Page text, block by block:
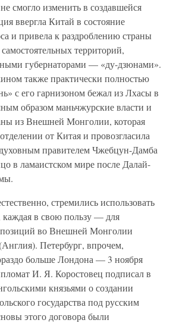
смогло изменить в создавшейся
ввергла Китай в состояние
и привела к раздроблению страны
территорий,
губернаторами — «ду-дзюнами».
также практически полностью
с его гарнизоном бежал из Лхасы в
образом маньчжурские власти и
из Внешней Монголии, которая
от Китая и провозгласила
правителем Чжебцун-Дамба
в ламаистском мире после Далай-
стремились использовать
в свою пользу — для
позиций во Внешней Монголии
Петербург, впрочем,
больше Лондона — 3 ноября
И. Я. Коростовец подписал в
князьями о создании
государства под русским
этого договора были